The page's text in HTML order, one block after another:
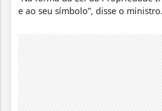
e ao seu símbolo”, disse o ministro.